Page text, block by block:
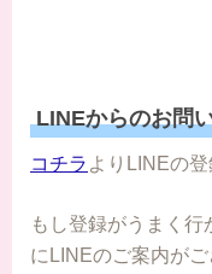
LINEからのお問
コチラ よりLINEの登
もし登録がうまく
にLINEのご案内がご